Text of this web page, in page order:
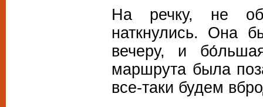
На речку, не
наткнулись. Она
вечеру, и
маршрута была
все-таки будем